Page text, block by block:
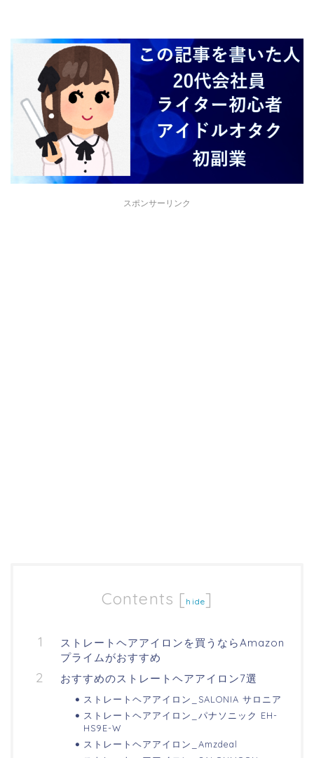
スポンサーリンク
Contents [ hide]
ストレートヘアアイロンを買うならAmazon
プライムがおすすめ
おすすめのストレートヘアアイロン7選
ストレートヘアアイロン_SALONIA サロニア
ストレートヘアアイロン_パナソニック EH-
HS9E-W
ストレートヘアアイロン_Amzdeal